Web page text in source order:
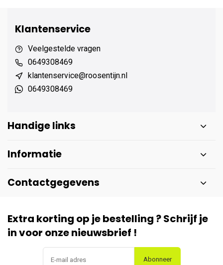
Klantenservice
Veelgestelde vragen
0649308469
klantenservice@roosentijn.nl
0649308469
Handige links
Informatie
Contactgegevens
Extra korting op je bestelling ? Schrijf je
in voor onze nieuwsbrief !
Abonneer